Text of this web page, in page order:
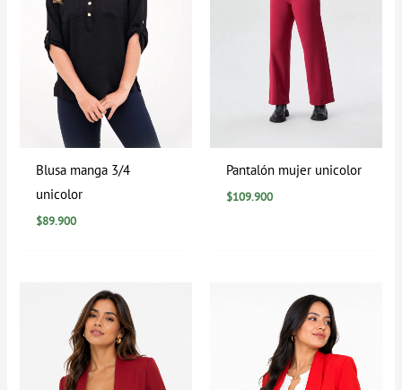
Blusa manga 3/4
unicolor
$89.900
Pantalón mujer unicolor
$109.900
desde
$184.900
hasta
$199.900